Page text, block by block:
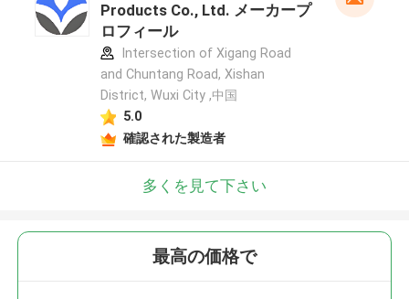
Products Co., Ltd. メーカープ
ロフィール
Intersection of Xigang Road
and Chuntang Road, Xishan
District, Wuxi City ,中国
5.0
確認された製造者
多くを見て下さい
最高の価格で